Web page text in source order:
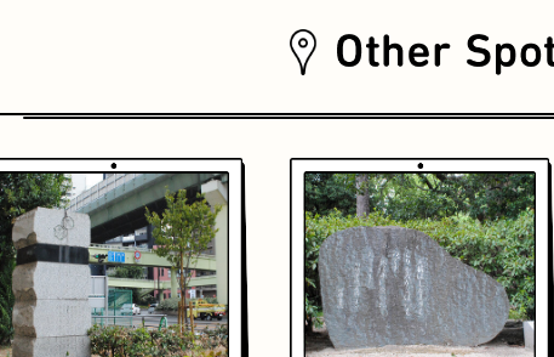
おいもスイーツ 文学碑